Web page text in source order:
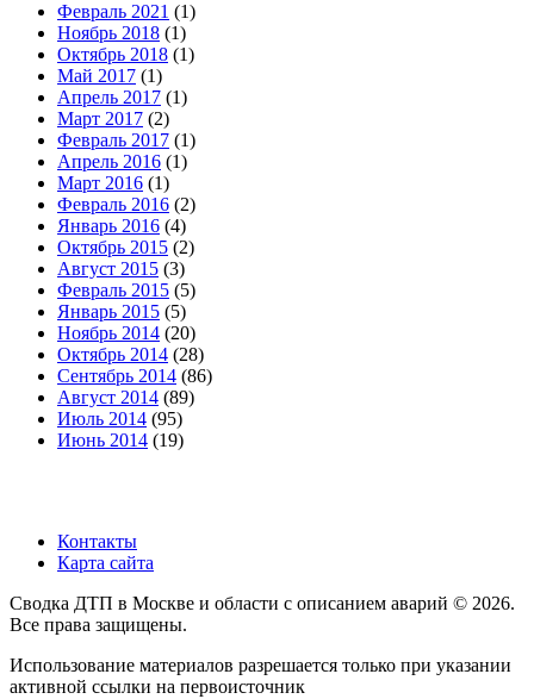
Февраль 2021 (1)
Ноябрь 2018 (1)
Октябрь 2018 (1)
Май 2017 (1)
Апрель 2017 (1)
Март 2017 (2)
Февраль 2017 (1)
Апрель 2016 (1)
Март 2016 (1)
Февраль 2016 (2)
Январь 2016 (4)
Октябрь 2015 (2)
Август 2015 (3)
Февраль 2015 (5)
Январь 2015 (5)
Ноябрь 2014 (20)
Октябрь 2014 (28)
Сентябрь 2014 (86)
Август 2014 (89)
Июль 2014 (95)
Июнь 2014 (19)
Контакты
Карта сайта
Сводка ДТП в Москве и области с описанием аварий © 2026.
Все права защищены.
Использование материалов разрешается только при указании
активной ссылки на первоисточник